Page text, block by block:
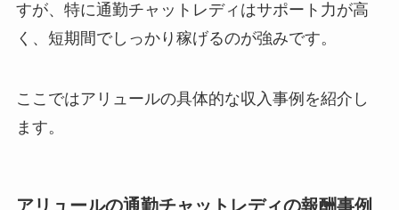
すが、特に通勤チャットレディはサポート力が高
く、短期間でしっかり稼げるのが強みです。
ここではアリュールの具体的な収入事例を紹介し
ます。
アリュールの通勤チャットレディの報酬事例